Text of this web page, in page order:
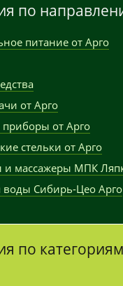
по
питание от Арго
от Арго
от Арго
стельки от Арго
и массажеры МПК
Сибирь-Цео Арго
по категориям